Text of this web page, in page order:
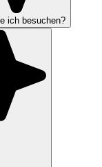
ich besuchen?